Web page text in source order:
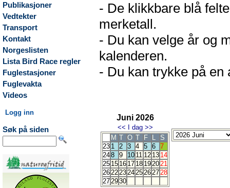
Publikasjoner
Vedtekter
Transport
Kontakt
Norgeslisten
Lista Bird Race regler
Fuglestasjoner
Fuglevakta
Videos
Logg inn
Søk på siden
- De klikkbare blå
merketall.
- Du kan velge år og
kalenderen.
- Du kan trykke på en
Juni 2026
<< I dag >>
M T O T F L
S
23 1 2 3 4 5 6 7
248 9 10 11 12 13 14
25 15 16 17 18 192021
2622232425262728
272930